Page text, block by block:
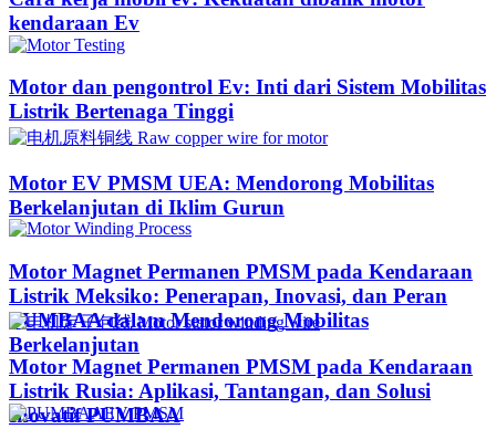
kendaraan Ev
Motor dan pengontrol Ev: Inti dari Sistem Mobilitas
Listrik Bertenaga Tinggi
Motor EV PMSM UEA: Mendorong Mobilitas
Berkelanjutan di Iklim Gurun​
Motor Magnet Permanen PMSM pada Kendaraan
Listrik Meksiko: Penerapan, Inovasi, dan Peran
PUMBAA dalam Mendorong Mobilitas
Berkelanjutan
Motor Magnet Permanen PMSM pada Kendaraan
Listrik Rusia: Aplikasi, Tantangan, dan Solusi
Inovatif PUMBAA